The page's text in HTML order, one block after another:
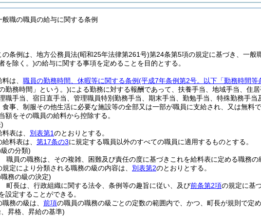
般職の職員の給与に関する条例
の条例は、地方公務員法(昭和25年法律第261号)第24条第5項の規定に基づき、一般
を除く。)の給与に関する事項を定めることを目的とする。
料は、 職員の勤務時間、休暇等に関する条例(平成7年条例第2号。以下「勤務時間等
勤務時間」という。)による勤務に対する報酬であって、扶養手当、地域手当、住
職手当、宿日直手当、管理職員特別勤務手当、期末手当、勤勉手当、特殊勤務手当
食事、制服その他生活に必要な施設等の全部又は一部が職員に支給され、又は無料
額をその職員の給料から控除する。
料表は、 別表第1のとおりとする。
給料表は、 第17条の3に規定する職員以外のすべての職員に適用するものとする。
の分類)
職員の職務は、その複雑、困難及び責任の度に基づきこれを給料表に定める職務の
規定により分類される職務の級の内容は、 別表第2のとおりとする。
務の級の決定)
町長は、行政組織に関する法令、条例等の趣旨に従い、及び前条第2項の規定に基
設定することができる。
務の級は、 前項の職員の職務の級ごとの定数の範囲内で、かつ、町長が規則で定
昇格、昇給の基準)